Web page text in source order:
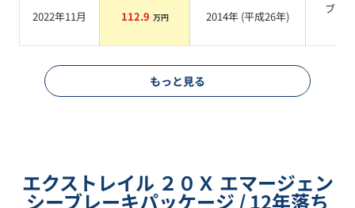
2022年11月 112.9 万円 2014年 (平成26年)
ブラ
もっと見る
エクストレイル ２０Ｘ エマージェン
シーブレーキパッケージ / 12年落ち